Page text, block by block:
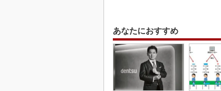
あなたにおすすめ